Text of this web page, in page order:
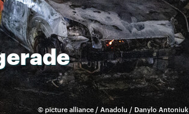
© picture alliance / Anadolu / Danylo Antoniuk